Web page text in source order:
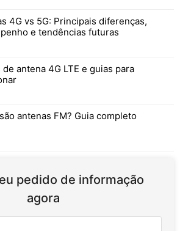
4G vs 5G: Principais diferenças,
e tendências futuras
antena 4G LTE e guias para
antenas FM? Guia completo
pedido de informação
agora